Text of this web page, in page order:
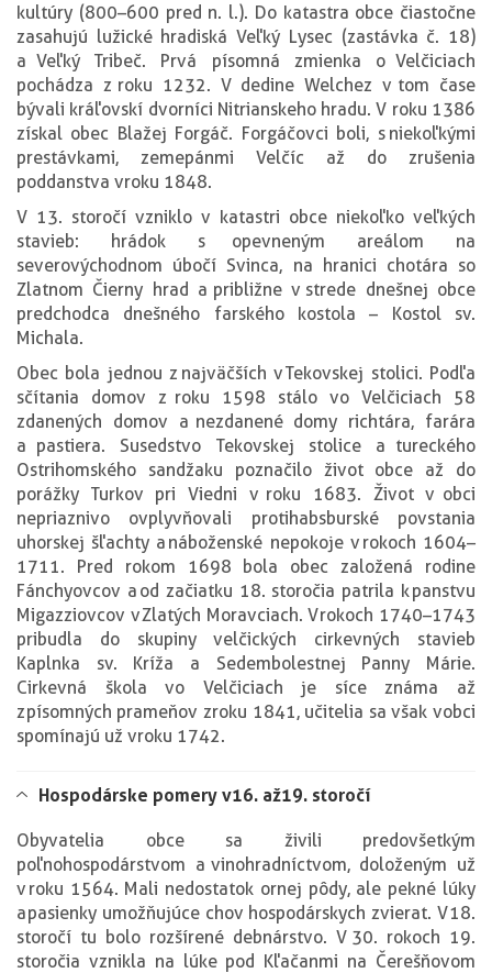
kultúry (800–600 pred n. l.). Do katastra obce čiastočne
zasahujú lužické hradiská Veľký Lysec (zastávka č. 18)
a Veľký Tribeč. Prvá písomná zmienka o Velčiciach
pochádza z roku 1232. V dedine Welchez v tom čase
bývali kráľovskí dvorníci Nitrianskeho hradu. V roku 1386
získal obec Blažej Forgáč. Forgáčovci boli, s niekoľkými
prestávkami, zemepánmi Velčíc až do zrušenia
poddanstva v roku 1848.
V 13. storočí vzniklo v katastri obce niekoľko veľkých
stavieb: hrádok s opevneným areálom na
severovýchodnom úbočí Svinca, na hranici chotára so
Zlatnom Čierny hrad a približne v strede dnešnej obce
predchodca dnešného farského kostola – Kostol sv.
Michala.
Obec bola jednou z najväčších v Tekovskej stolici. Podľa
sčítania domov z roku 1598 stálo vo Velčiciach 58
zdanených domov a nezdanené domy richtára, farára
a pastiera. Susedstvo Tekovskej stolice a tureckého
Ostrihomského sandžaku poznačilo život obce až do
porážky Turkov pri Viedni v roku 1683. Život v obci
nepriaznivo ovplyvňovali protihabsburské povstania
uhorskej šľachty a náboženské nepokoje v rokoch 1604–
1711. Pred rokom 1698 bola obec založená rodine
Fánchyovcov a od začiatku 18. storočia patrila k panstvu
Migazziovcov v Zlatých Moravciach. V rokoch 1740–1743
pribudla do skupiny velčických cirkevných stavieb
Kaplnka sv. Kríža a Sedembolestnej Panny Márie.
Cirkevná škola vo Velčiciach je síce známa až
z písomných prameňov z roku 1841, učitelia sa však v obci
spomínajú už v roku 1742.
Hospodárske pomery v 16. až 19. storočí
Obyvatelia obce sa živili predovšetkým
poľnohospodárstvom a vinohradníctvom, doloženým už
v roku 1564. Mali nedostatok ornej pôdy, ale pekné lúky
a pasienky umožňujúce chov hospodárskych zvierat. V 18.
storočí tu bolo rozšírené debnárstvo. V 30. rokoch 19.
storočia vznikla na lúke pod Kľačanmi na Čerešňovom